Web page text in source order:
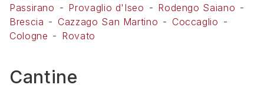
Passirano
Provaglio d'Iseo
Rodengo Saiano
Brescia
Cazzago San Martino
Coccaglio
Cologne
Rovato
Cantine